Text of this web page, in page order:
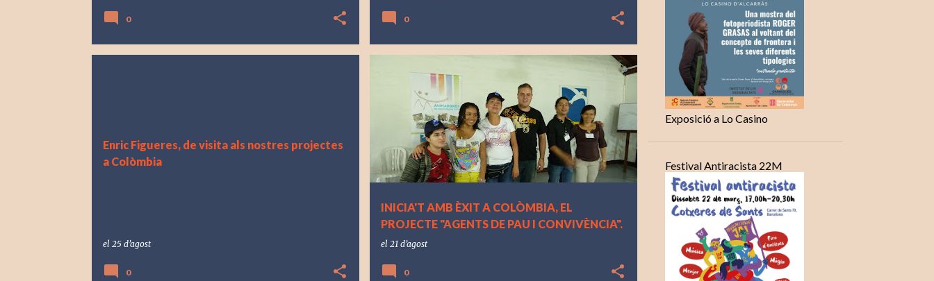
0 0
Enric Figueres, de visita als nostres projectes
a Colòmbia
el 25 d’agost
0
INICIA'T AMB ÈXIT A COLÒMBIA, EL
PROJECTE "AGENTS DE PAU I CONVIVÈNCIA".
el 21 d’agost
0
Exposició a Lo Casino
Festival Antiracista 22M